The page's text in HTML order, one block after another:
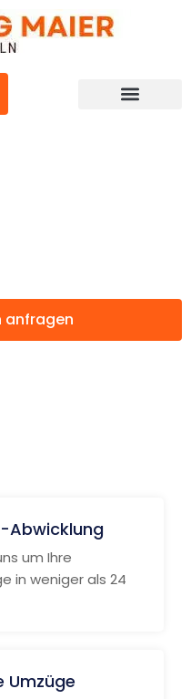
anfragen
Abwicklung
um Ihre
in weniger als 24
Umzüge